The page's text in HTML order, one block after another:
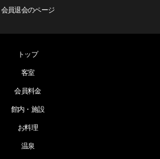
会員退会のページ
トップ
客室
会員料金
館内・施設
お料理
温泉